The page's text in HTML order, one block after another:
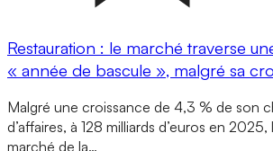
Restauration : le marché traverse
« année de bascule », malgré sa
Malgré une croissance de 4,3 % de son
d’affaires, à 128 milliards d’euros en 2025,
marché de la…